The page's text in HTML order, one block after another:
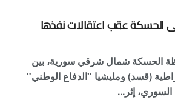
الحسكة عقب اعتقالات نفذها
الحسكة شمال شرقي سورية، بين
(قسد) ومليشيا "الدفاع الوطني"
السوري، إثر...